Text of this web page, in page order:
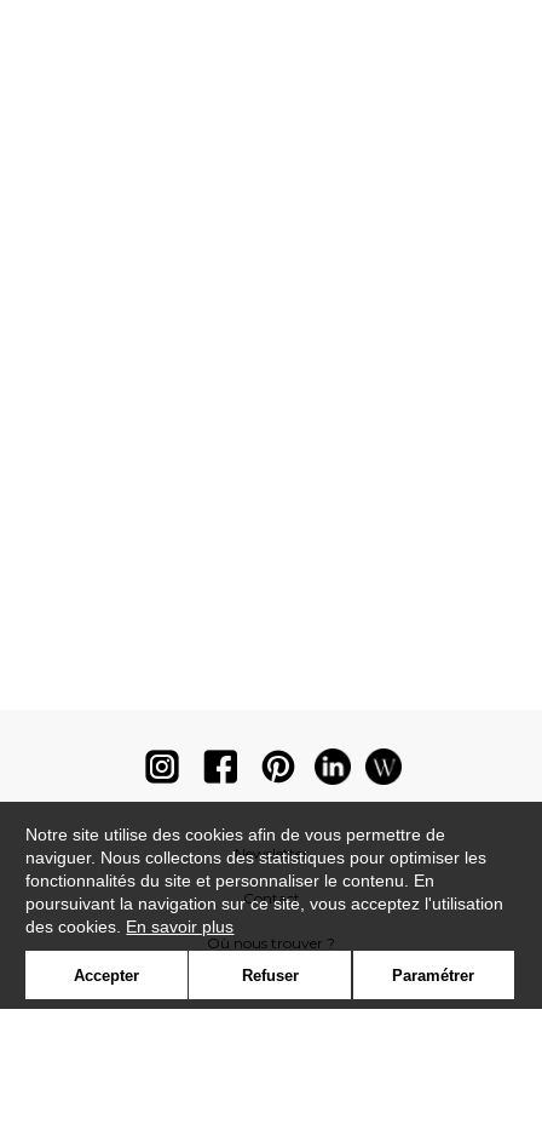
Newsletter
Contact
Où nous trouver ?
Notre site utilise des cookies afin de vous permettre de
naviguer. Nous collectons des statistiques pour optimiser les
fonctionnalités du site et personnaliser le contenu. En
poursuivant la navigation sur ce site, vous acceptez l'utilisation
des cookies. En savoir plus
Accepter Refuser Paramétrer